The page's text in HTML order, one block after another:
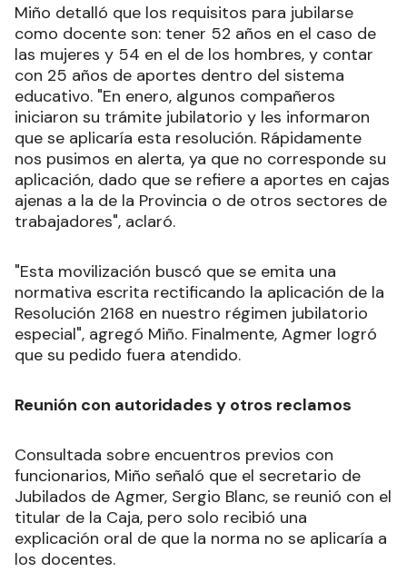
Miño detalló que los requisitos para jubilarse
como docente son: tener 52 años en el caso de
las mujeres y 54 en el de los hombres, y contar
con 25 años de aportes dentro del sistema
educativo. "En enero, algunos compañeros
iniciaron su trámite jubilatorio y les informaron
que se aplicaría esta resolución. Rápidamente
nos pusimos en alerta, ya que no corresponde su
aplicación, dado que se refiere a aportes en cajas
ajenas a la de la Provincia o de otros sectores de
trabajadores", aclaró.
"Esta movilización buscó que se emita una
normativa escrita rectificando la aplicación de la
Resolución 2168 en nuestro régimen jubilatorio
especial", agregó Miño. Finalmente, Agmer logró
que su pedido fuera atendido.
Reunión con autoridades y otros reclamos
Consultada sobre encuentros previos con
funcionarios, Miño señaló que el secretario de
Jubilados de Agmer, Sergio Blanc, se reunió con el
titular de la Caja, pero solo recibió una
explicación oral de que la norma no se aplicaría a
los docentes.